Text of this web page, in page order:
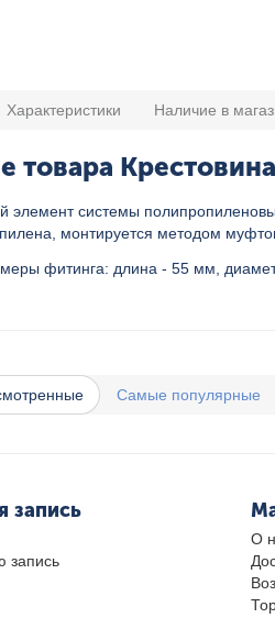
Характеристики Наличие в
товара
элемент системы
монтируется методом
фитинга: длина - 55 мм,
Самые популярные
запись
запись
О